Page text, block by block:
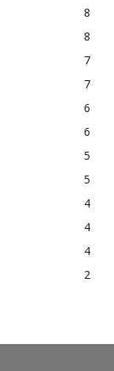
8
8
7
7
6
6
5
5
4
4
4
2